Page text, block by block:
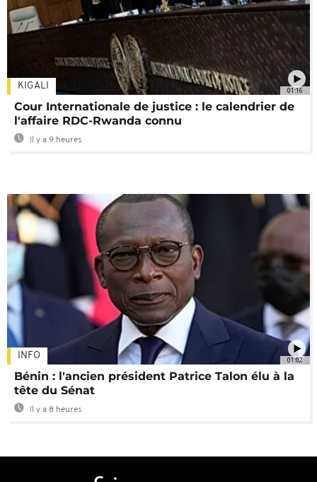
01:16
KIGALI
Cour Internationale de justice : le calendrier de
l'affaire RDC-Rwanda connu
Il y a 9 heures
01:02
INFO
Bénin : l'ancien président Patrice Talon élu à la
tête du Sénat
Il y a 8 heures